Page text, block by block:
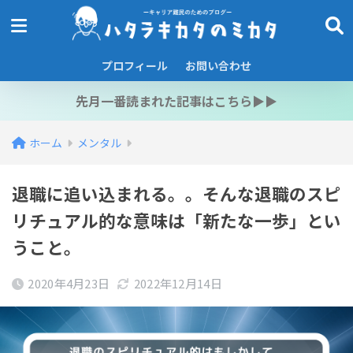
プロフィール お問い合わせ
先月一番読まれた記事はこちら▶︎▶︎
ホーム メンタル
退職に追い込まれる。。そんな退職のスピ
リチュアル的な意味は「新たな一歩」とい
うこと。
2020年4月23日 2022年12月14日